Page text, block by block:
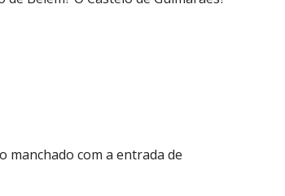
manchado com a entrada de